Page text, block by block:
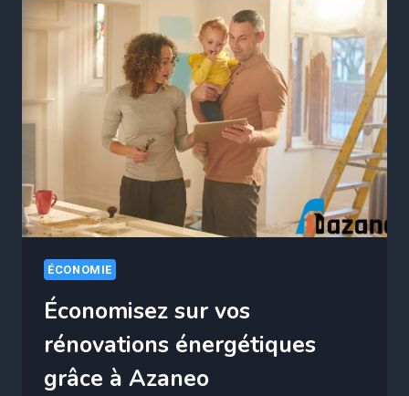
RIVAUX
?
LA
VÉRITÉ
CHOC
(RÉSULTATS
INATTENDUS)
ÉCONOMIE
Économisez sur vos
rénovations énergétiques
grâce à Azaneo